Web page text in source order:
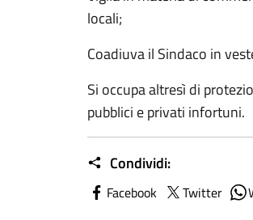
locali;
Coadiuva il Sindaco in
Si occupa altresì di
pubblici e privati infortuni.
Condividi:
Facebook Twitter